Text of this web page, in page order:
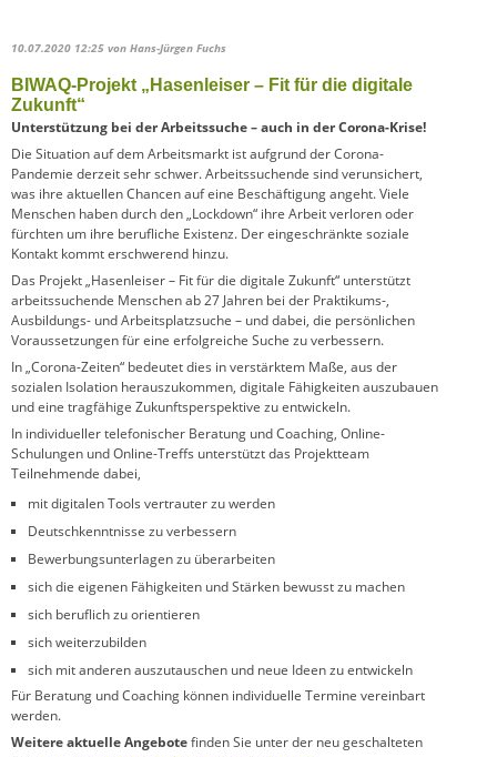
10.07.2020 12:25 von Hans-Jürgen Fuchs
BIWAQ-Projekt „Hasenleiser – Fit für die digitale
Zukunft“
Unterstützung bei der Arbeitssuche – auch in der Corona-Krise!
Die Situation auf dem Arbeitsmarkt ist aufgrund der Corona-
Pandemie derzeit sehr schwer. Arbeitssuchende sind verunsichert,
was ihre aktuellen Chancen auf eine Beschäftigung angeht. Viele
Menschen haben durch den „Lockdown“ ihre Arbeit verloren oder
fürchten um ihre berufliche Existenz. Der eingeschränkte soziale
Kontakt kommt erschwerend hinzu.
Das Projekt „Hasenleiser – Fit für die digitale Zukunft“ unterstützt
arbeitssuchende Menschen ab 27 Jahren bei der Praktikums-,
Ausbildungs- und Arbeitsplatzsuche – und dabei, die persönlichen
Voraussetzungen für eine erfolgreiche Suche zu verbessern.
In „Corona-Zeiten“ bedeutet dies in verstärktem Maße, aus der
sozialen Isolation herauszukommen, digitale Fähigkeiten auszubauen
und eine tragfähige Zukunftsperspektive zu entwickeln.
In individueller telefonischer Beratung und Coaching, Online-
Schulungen und Online-Treffs unterstützt das Projektteam
Teilnehmende dabei,
mit digitalen Tools vertrauter zu werden
Deutschkenntnisse zu verbessern
Bewerbungsunterlagen zu überarbeiten
sich die eigenen Fähigkeiten und Stärken bewusst zu machen
sich beruflich zu orientieren
sich weiterzubilden
sich mit anderen auszutauschen und neue Ideen zu entwickeln
Für Beratung und Coaching können individuelle Termine vereinbart
werden.
Weitere aktuelle Angebotefinden Sie unter der neu geschalteten